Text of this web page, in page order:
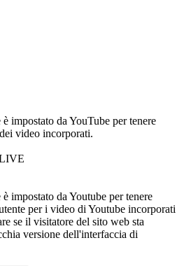
impostato da YouTube per tenere
video incorporati.
impostato da Youtube per tenere
per i video di Youtube incorporati
se il visitatore del sito web sta
versione dell'interfaccia di